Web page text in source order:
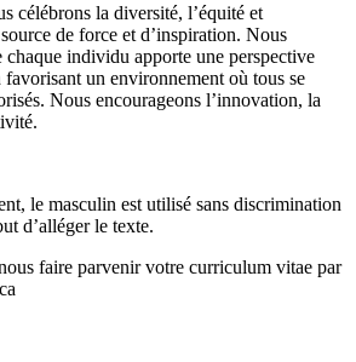
célébrons la diversité, l’équité et
de force et d’inspiration. Nous
chaque individu apporte une perspective
un environnement où tous se
Nous encourageons l’innovation, la
le masculin est utilisé sans discrimination
d’alléger le texte.
faire parvenir votre curriculum vitae par